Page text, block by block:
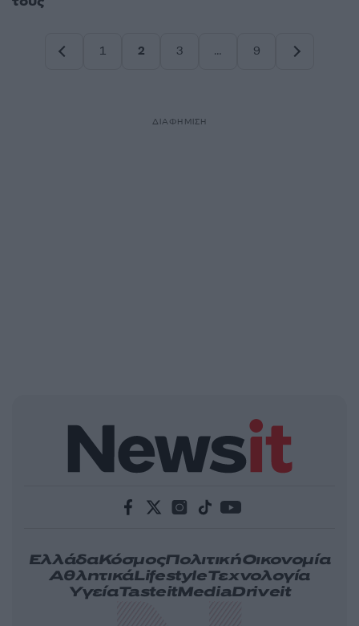
1
2
3
…
9
ΔΙΑΦΗΜΙΣΗ
ΕλλάδαΚόσμοςΠολιτικήΟικονομία
ΑθλητικάLifestyleΤεχνολογία
ΥγείαTasteitMediaDriveit